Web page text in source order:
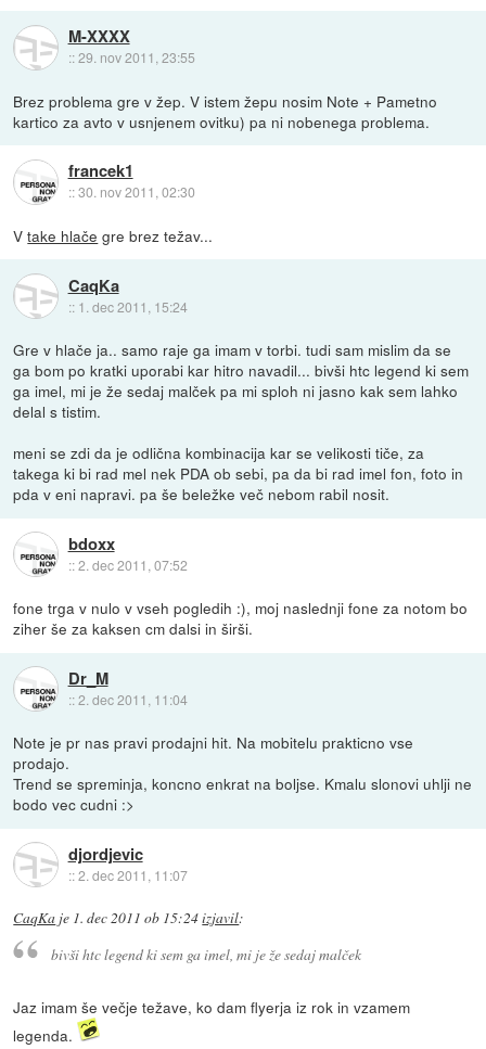
M-XXXX
::29. nov 2011, 23:55
Brez problema gre v žep. V istem žepu nosim Note + Pametno
kartico za avto v usnjenem ovitku) pa ni nobenega problema.
francek1
::30. nov 2011, 02:30
Vtake hlače gre brez težav...
CaqKa
:: 1. dec 2011, 15:24
Gre v hlače ja.. samo raje ga imam v torbi. tudi sam mislim da se
ga bom po kratki uporabi kar hitro navadil... bivši htc legend ki sem
ga imel, mi je že sedaj malček pa mi sploh ni jasno kak sem lahko
delal s tistim.
meni se zdi da je odlična kombinacija kar se velikosti tiče, za
takega ki bi rad mel nek PDA ob sebi, pa da bi rad imel fon, foto in
pda v eni napravi. pa še beležke več nebom rabil nosit.
bdoxx
::2. dec 2011, 07:52
fone trga v nulo v vseh pogledih :), moj naslednji fone za notom bo
ziher še za kaksen cm dalsi in širši.
Dr_M
::2. dec 2011, 11:04
Note je pr nas pravi prodajni hit. Na mobitelu prakticno vse
prodajo.
Trend se spreminja, koncno enkrat na boljse. Kmalu slonovi uhlji ne
bodo vec cudni :>
djordjevic
::2. dec 2011, 11:07
CaqKa je 1. dec 2011 ob 15:24izjavil:
bivši htc legend ki sem ga imel, mi je že sedaj malček
Jaz imam še večje težave, ko dam flyerja iz rok in vzamem
legenda.